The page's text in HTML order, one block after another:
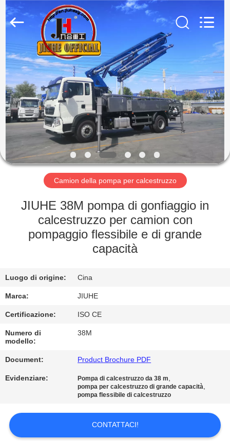
CASA
PRODOTTI
VIDEO
MANIFESTAZIONE
DI
CIRCA
DELLA
FABBRICA
CONTROLLO
DI
QUALITÀ
CONTATTO
STATI
UNITI
Jiuhe
Heavy
Industry
Machinery
Reserved.
Camion della pompa per calcestruzzo
JIUHE 38M pompa di gonfiaggio in
calcestruzzo per camion con
pompaggio flessibile e di grande
capacità
Luogo di origine: Cina
Marca: JIUHE
Certificazione: ISO CE
Numero di
modello:
38M
Document: Product Brochure PDF
Evidenziare: Pompa di calcestruzzo da 38 m,
pompa per calcestruzzo di grande capacità,
pompa flessibile di calcestruzzo
CONTATTACI!